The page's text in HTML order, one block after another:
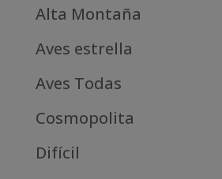
Alta Montaña
Aves estrella
Aves Todas
Cosmopolita
Difícil